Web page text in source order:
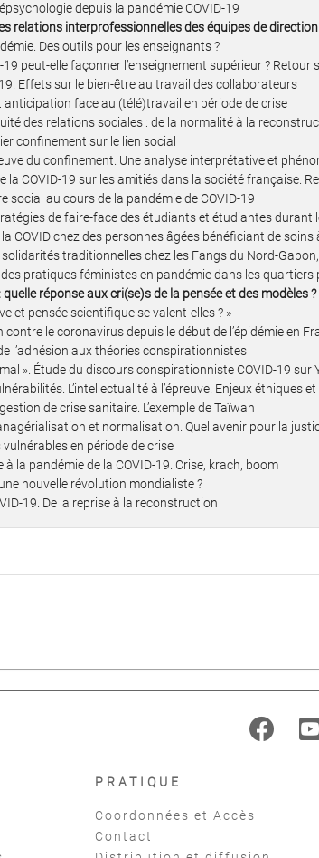
depuis la pandémie COVID-19
relations interprofessionnelles des équipes de
Des outils pour les enseignants ?
19 peut-elle façonner l’enseignement supérieur ?
19. Effets sur le bien-être au travail des collaborateurs
face au (télé)travail en période de crise
des relations sociales : de la normalité à la
confinement sur le lien social
du confinement. Une analyse interprétative et
la COVID-19 sur les amitiés dans la société française.
social au cours de la pandémie de COVID-19
de faire-face des étudiants et étudiantes durant
COVID chez des personnes âgées bénéficiant de soins
traditionnelles chez les Fangs du Nord-Gabon,
pratiques féministes en pandémie dans les quartiers
réponse aux cri(se)s de la pensée et des modèles ?
et pensée scientifique se valent-elles ? »
le coronavirus depuis le début de l’épidémie en
l’adhésion aux théories conspirationnistes
». Étude du discours conspirationniste COVID-19 sur
L’intellectualité à l’épreuve. Enjeux éthiques
de crise sanitaire. L’exemple de Taïwan
et normalisation. Quel avenir pour la
en période de crise
la pandémie de la COVID-19. Crise, krach, boom
nouvelle révolution mondialiste ?
19. De la reprise à la reconstruction
PRATIQUE
Coordonnées et Accès
Contact